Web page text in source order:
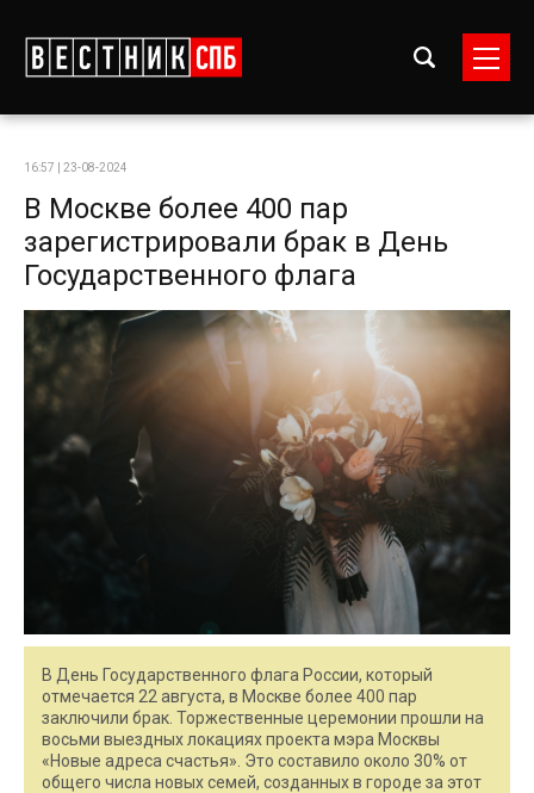
16:57 | 23-08-2024
В Москве более 400 пар
зарегистрировали брак в День
Государственного флага
В День Государственного флага России, который
отмечается 22 августа, в Москве более 400 пар
заключили брак. Торжественные церемонии прошли на
восьми выездных локациях проекта мэра Москвы
«Новые адреса счастья». Это составило около 30% от
общего числа новых семей, созданных в городе за этот